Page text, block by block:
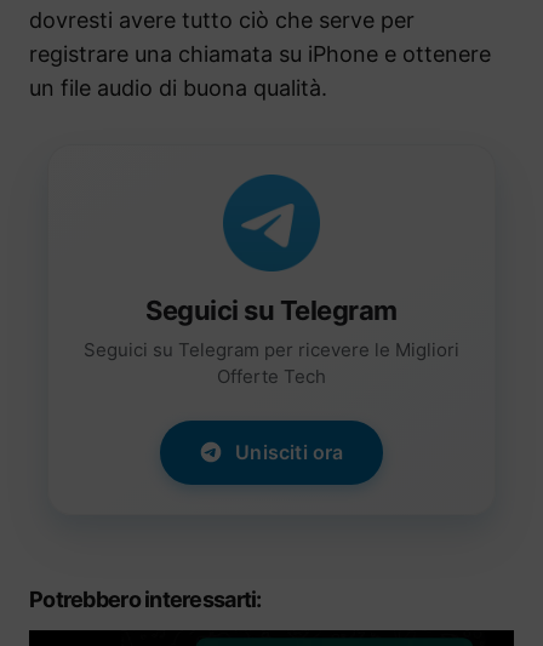
dovresti avere tutto ciò che serve per
registrare una chiamata su iPhone e ottenere
un file audio di buona qualità.
Seguici su Telegram
Seguici su Telegram per ricevere le Migliori
Offerte Tech
Unisciti ora
Potrebbero interessarti: